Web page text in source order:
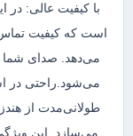
با کیفیت عالی: در
است که کیفیت
می‌دهد. صدای شما
می‌شود.راحتی در
طولانی‌مدت از
می‌سازد. این